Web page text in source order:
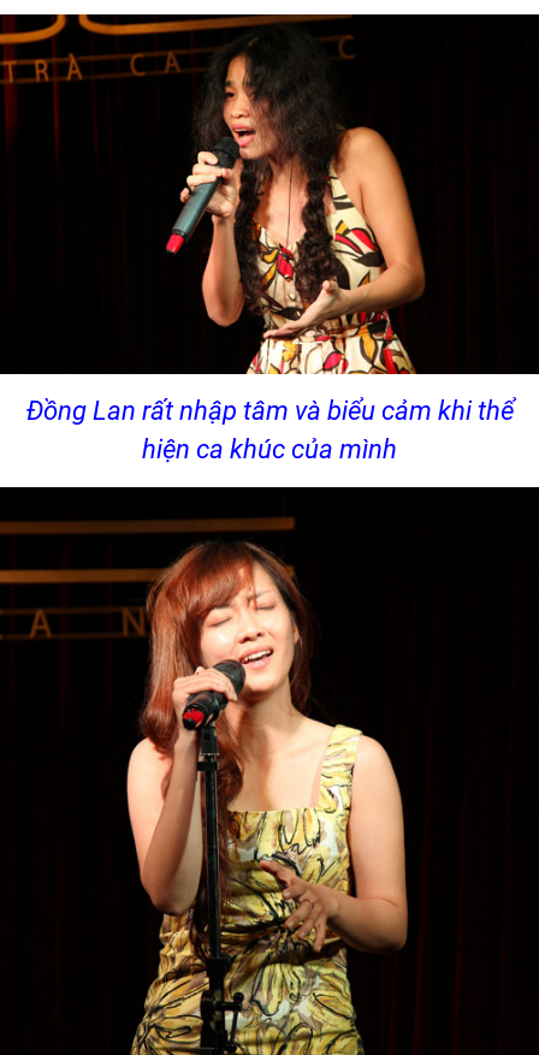
Đồng Lan rất nhập tâm và biểu cảm khi thể
hiện ca khúc của mình